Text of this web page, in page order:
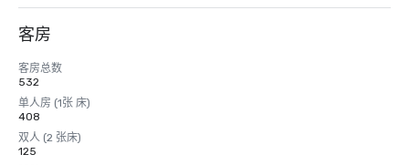
客房
客房总数
532
单人房 (1张 床)
408
双人 (2 张床)
125